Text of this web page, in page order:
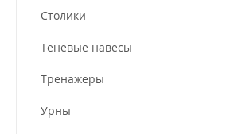
Столики
Теневые навесы
Тренажеры
Урны